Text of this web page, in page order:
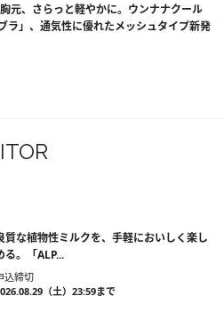
元、さらっと軽やかに。ウンナナクール
ラ」、通気性に優れたメッシュタイプ新発
質な植物性ミルクを、手軽においしく楽し
る。「ALP...
込締切
（土）23:59まで